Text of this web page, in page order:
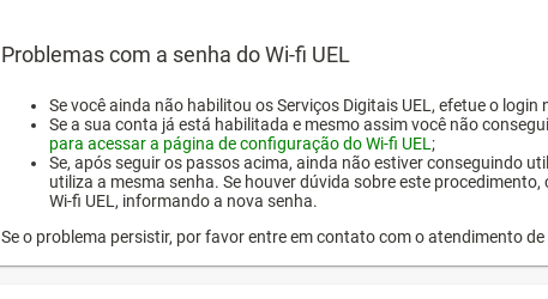
Problemas com a senha do Wi-fi UEL
Se você ainda não habilitou os Serviços Digitais UEL, efetue o
Se a sua conta já está habilitada e mesmo assim você não
para acessar a página de configuração do Wi-fi UEL ;
Se, após seguir os passos acima, ainda não estiver conseguindo
utiliza a mesma senha. Se houver dúvida sobre este procedimento,
Wi-fi UEL, informando a nova senha.
Se o problema persistir, por favor entre em contato com o atendimento